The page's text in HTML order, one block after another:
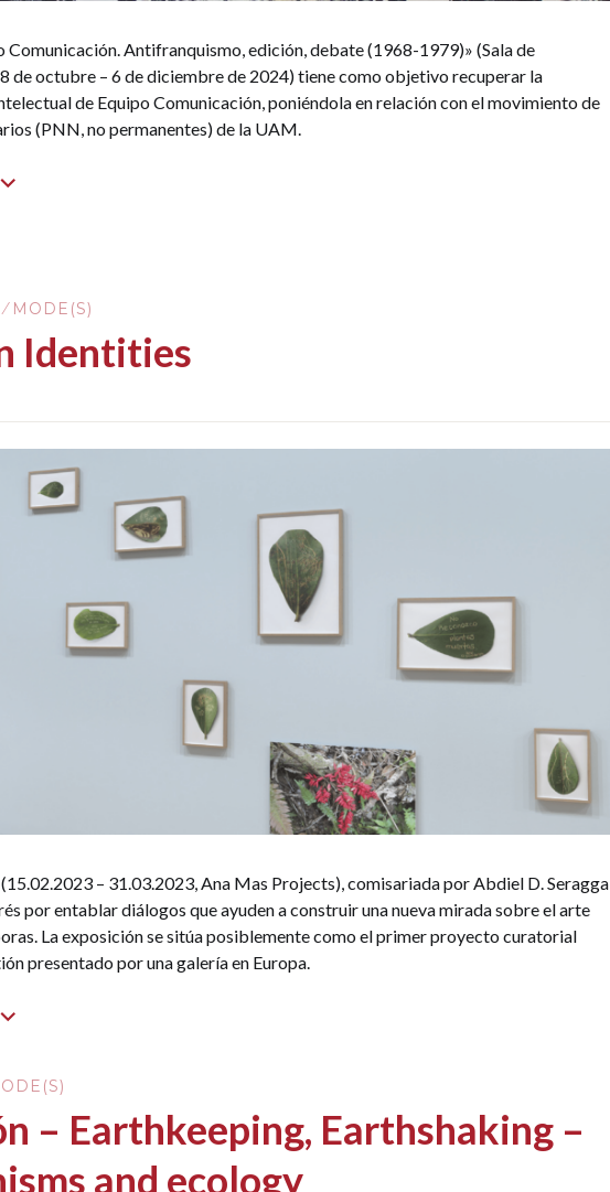
Comunicación. Antifranquismo, edición, debate (1968-1979)» (Sala de
de octubre – 6 de diciembre de 2024) tiene como objetivo recuperar la
de Equipo Comunicación, poniéndola en relación con el movimiento de
(PNN, no permanentes) de la UAM.
MODE(S)
Identities
(15.02.2023 – 31.03.2023, Ana Mas Projects), comisariada por Abdiel D. Seragga
por entablar diálogos que ayuden a construir una nueva mirada sobre el arte
La exposición se sitúa posiblemente como el primer proyecto curatorial
presentado por una galería en Europa.
– Earthkeeping, Earthshaking –
and ecology